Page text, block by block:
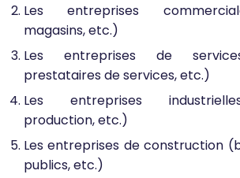
Les entreprises
magasins, etc.)
Les entreprises de
prestataires de services, etc.)
Les entreprises
production, etc.)
Les entreprises de construction
publics, etc.)